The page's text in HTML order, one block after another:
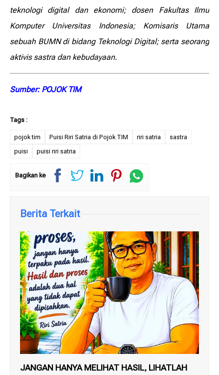
teknologi digital dan ekonomi; dosen Fakultas Ilmu
Komputer Universitas Indonesia; Komisaris Utama
sebuah BUMN di bidang Teknologi Digital; serta seorang
aktivis sastra dan kebudayaan.
Sumber: POJOK TIM
pojok tim Puisi Riri Satria di Pojok TIM riri satria
sastra
puisi
puisi riri satria
Bagikan ke
Berita Terkait
JANGAN HANYA MELIHAT HASIL, LIHATLAH